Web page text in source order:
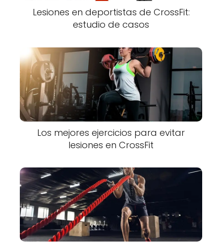
Lesiones en deportistas de CrossFit:
estudio de casos
Los mejores ejercicios para evitar
lesiones en CrossFit